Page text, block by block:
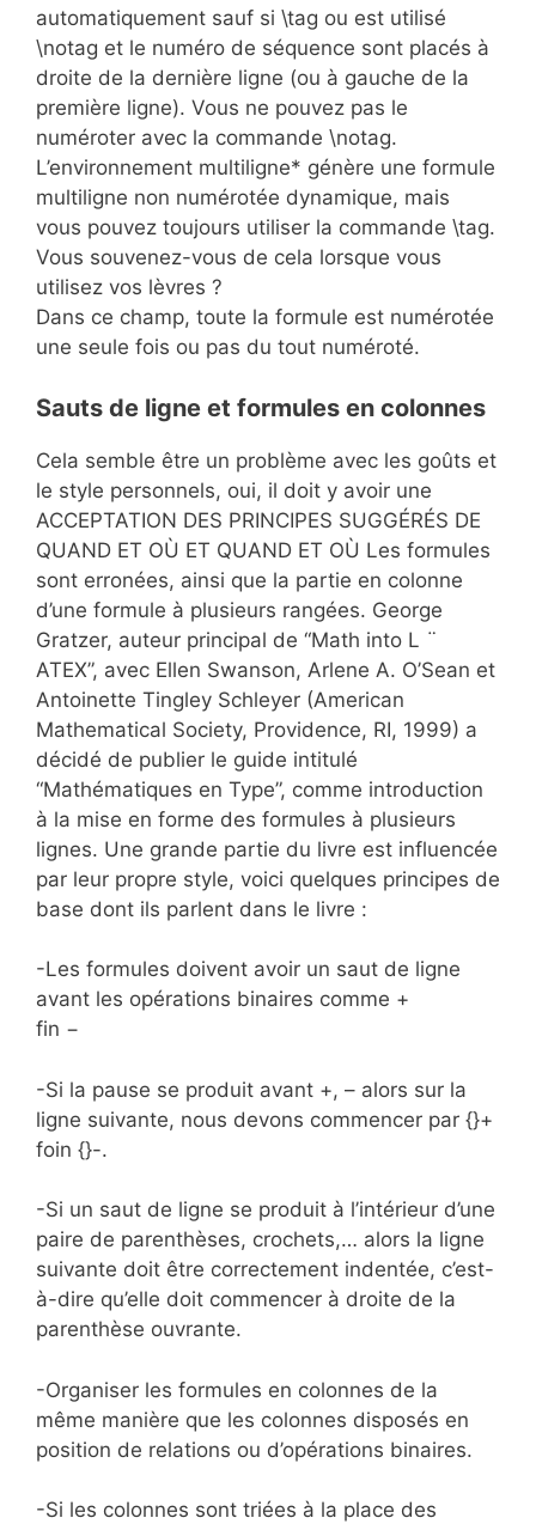
automatiquement sauf si \tag ou est utilisé
\notag et le numéro de séquence sont placés à
droite de la dernière ligne (ou à gauche de la
première ligne). Vous ne pouvez pas le
numéroter avec la commande \notag.
L’environnement multiligne* génère une formule
multiligne non numérotée dynamique, mais
vous pouvez toujours utiliser la commande \tag.
Vous souvenez-vous de cela lorsque vous
utilisez vos lèvres ?
Dans ce champ, toute la formule est numérotée
une seule fois ou pas du tout numéroté.
Sauts de ligne et formules en colonnes
Cela semble être un problème avec les goûts et
le style personnels, oui, il doit y avoir une
ACCEPTATION DES PRINCIPES SUGGÉRÉS DE
QUAND ET OÙ ET QUAND ET OÙ Les formules
sont erronées, ainsi que la partie en colonne
d’une formule à plusieurs rangées. George
Gratzer, auteur principal de “Math into L ¨
ATEX”, avec Ellen Swanson, Arlene A. O’Sean et
Antoinette Tingley Schleyer (American
Mathematical Society, Providence, RI, 1999) a
décidé de publier le guide intitulé
“Mathématiques en Type”, comme introduction
à la mise en forme des formules à plusieurs
lignes. Une grande partie du livre est influencée
par leur propre style, voici quelques principes de
base dont ils parlent dans le livre :
-Les formules doivent avoir un saut de ligne
avant les opérations binaires comme +
fin −
-Si la pause se produit avant +, – alors sur la
ligne suivante, nous devons commencer par {}+
foin {}-.
-Si un saut de ligne se produit à l’intérieur d’une
paire de parenthèses, crochets,… alors la ligne
suivante doit être correctement indentée, c’est-
à-dire qu’elle doit commencer à droite de la
parenthèse ouvrante.
-Organiser les formules en colonnes de la
même manière que les colonnes disposés en
position de relations ou d’opérations binaires.
-Si les colonnes sont triées à la place des